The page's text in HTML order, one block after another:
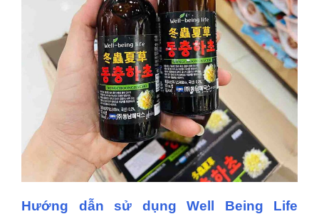
Hướng dẫn sử dụng Well Being Life